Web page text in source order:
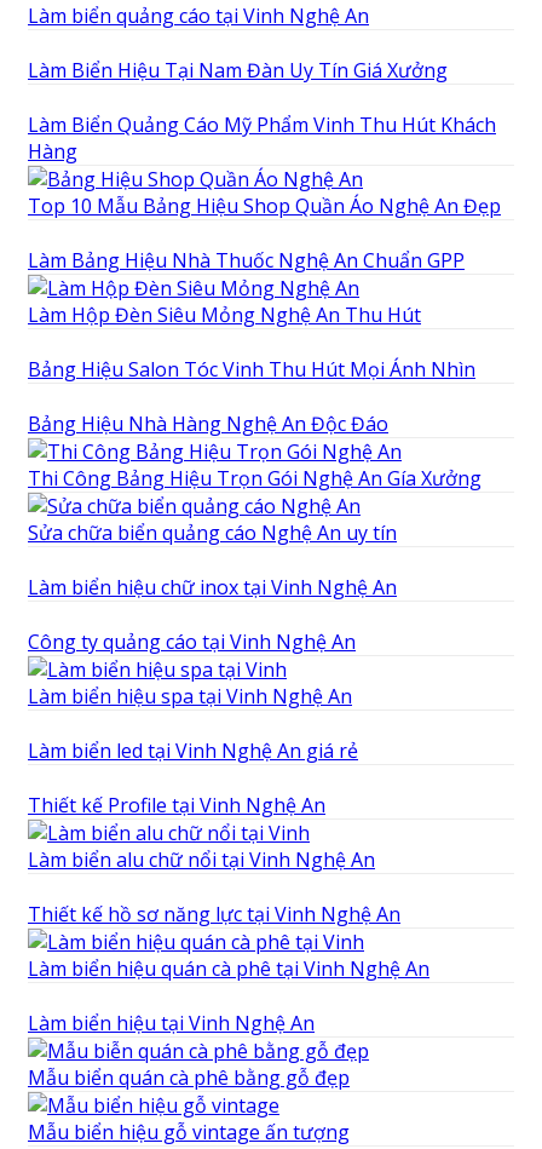
Làm biển quảng cáo tại Vinh Nghệ An
Làm Biển Hiệu Tại Nam Đàn Uy Tín Giá Xưởng
Làm Biển Quảng Cáo Mỹ Phẩm Vinh Thu Hút Khách
Hàng
Top 10 Mẫu Bảng Hiệu Shop Quần Áo Nghệ An Đẹp
Làm Bảng Hiệu Nhà Thuốc Nghệ An Chuẩn GPP
Làm Hộp Đèn Siêu Mỏng Nghệ An Thu Hút
Bảng Hiệu Salon Tóc Vinh Thu Hút Mọi Ánh Nhìn
Bảng Hiệu Nhà Hàng Nghệ An Độc Đáo
Thi Công Bảng Hiệu Trọn Gói Nghệ An Gía Xưởng
Sửa chữa biển quảng cáo Nghệ An uy tín
Làm biển hiệu chữ inox tại Vinh Nghệ An
Công ty quảng cáo tại Vinh Nghệ An
Làm biển hiệu spa tại Vinh Nghệ An
Làm biển led tại Vinh Nghệ An giá rẻ
Thiết kế Profile tại Vinh Nghệ An
Làm biển alu chữ nổi tại Vinh Nghệ An
Thiết kế hồ sơ năng lực tại Vinh Nghệ An
Làm biển hiệu quán cà phê tại Vinh Nghệ An
Làm biển hiệu tại Vinh Nghệ An
Mẫu biển quán cà phê bằng gỗ đẹp
Mẫu biển hiệu gỗ vintage ấn tượng